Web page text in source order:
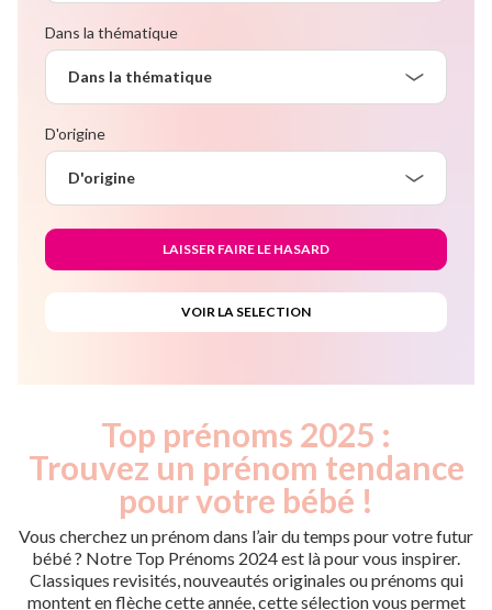
Dans la thématique
Dans la thématique
D'origine
D'origine
Top prénoms 2025 :
Trouvez un prénom tendance
pour votre bébé !
Vous cherchez un prénom dans l’air du temps pour votre futur
bébé ? Notre Top Prénoms 2024 est là pour vous inspirer.
Classiques revisités, nouveautés originales ou prénoms qui
montent en flèche cette année, cette sélection vous permet